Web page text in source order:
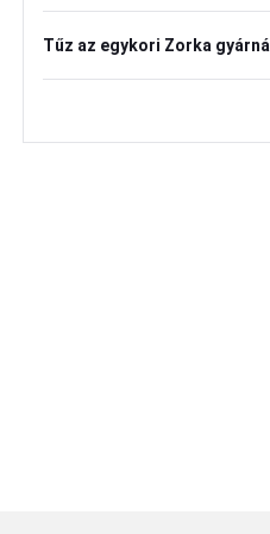
Tűz az egykori Zorka gyárnál